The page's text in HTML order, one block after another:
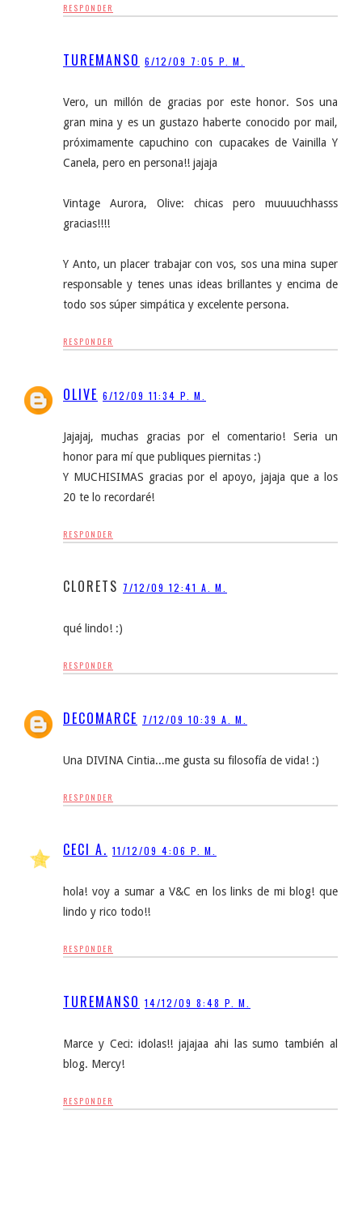
RESPONDER
TUREMANSO 6/12/09 7:05 P. M.
Vero, un millón de gracias por este honor. Sos una
gran mina y es un gustazo haberte conocido por mail,
próximamente capuchino con cupacakes de Vainilla Y
Canela, pero en persona!! jajaja
Vintage Aurora, Olive: chicas pero muuuuchhasss
gracias!!!!
Y Anto, un placer trabajar con vos, sos una mina super
responsable y tenes unas ideas brillantes y encima de
todo sos súper simpática y excelente persona.
RESPONDER
OLIVE 6/12/09 11:34 P. M.
Jajajaj, muchas gracias por el comentario! Seria un
honor para mí que publiques piernitas :)
Y MUCHISIMAS gracias por el apoyo, jajaja que a los
20 te lo recordaré!
RESPONDER
CLORETS 7/12/09 12:41 A. M.
qué lindo! :)
RESPONDER
DECOMARCE 7/12/09 10:39 A. M.
Una DIVINA Cintia...me gusta su filosofía de vida! :)
RESPONDER
CECI A. 11/12/09 4:06 P. M.
hola! voy a sumar a V&C en los links de mi blog! que
lindo y rico todo!!
RESPONDER
TUREMANSO 14/12/09 8:48 P. M.
Marce y Ceci: idolas!! jajajaa ahi las sumo también al
blog. Mercy!
RESPONDER